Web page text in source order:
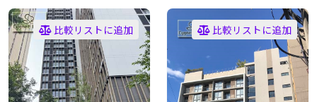
比較リストに追加 比較リストに追加